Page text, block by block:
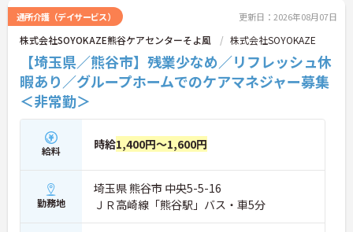
通所介護（デイサービス） 更新日：2026年08月07日
株式会社SOYOKAZE熊谷ケアセンターそよ風 株式会社SOYOKAZE
【埼玉県／熊谷市】残業少なめ／リフレッシュ休
暇あり／グループホームでのケアマネジャー募集
＜非常勤＞
給料 時給1,400円～1,600円
勤務地
埼玉県 熊谷市 中央5-5-16
ＪＲ高崎線「熊谷駅」バス・車5分